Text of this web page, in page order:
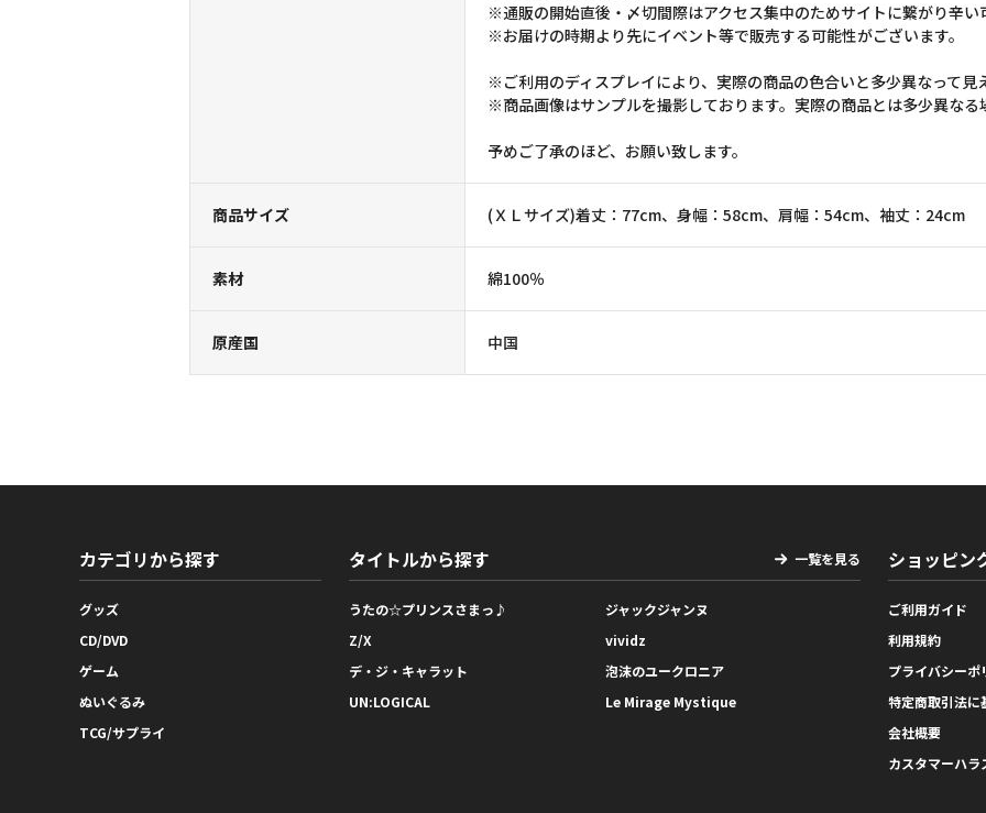
※通販の開始直後・〆切間際はアクセス集中のためサイトに繋がり辛い
※お届けの時期より先にイベント等で販売する可能性がございます。
※ご利用のディスプレイにより、実際の商品の色合いと多少異なって見
※商品画像はサンプルを撮影しております。実際の商品とは多少異なる
予めご了承のほど、お願い致します。
商品サイズ (ＸＬサイズ)着丈：77cm、身幅：58cm、肩幅：54cm、袖丈：24cm
素材 綿100％
原産国 中国
カテゴリから探す
グッズ
CD/DVD
ゲーム
ぬいぐるみ
TCG/サプライ
タイトルから探す 一覧を見る
うたの☆プリンスさまっ♪
ジャックジャンヌ
Z/X
vividz
デ・ジ・キャラット
泡沫のユークロニア
UN:LOGICAL
Le Mirage Mystique
ショッピン
ご利用ガイド
利用規約
プライバシーポ
特定商取引法に
会社概要
カスタマーハ